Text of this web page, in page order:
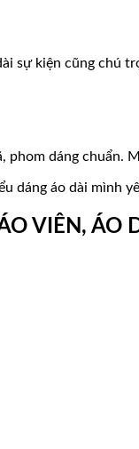
sự kiện cũng chú
phom dáng chuẩn.
dáng áo dài mình
VIÊN, ÁO